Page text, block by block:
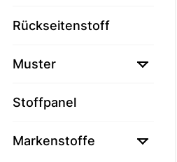
Rückseitenstoff
Muster 
Stoffpanel
Markenstoffe 